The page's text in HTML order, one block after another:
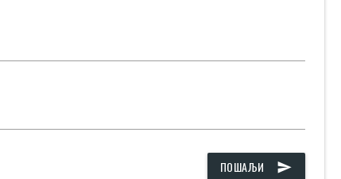
ПОШАЉИ send